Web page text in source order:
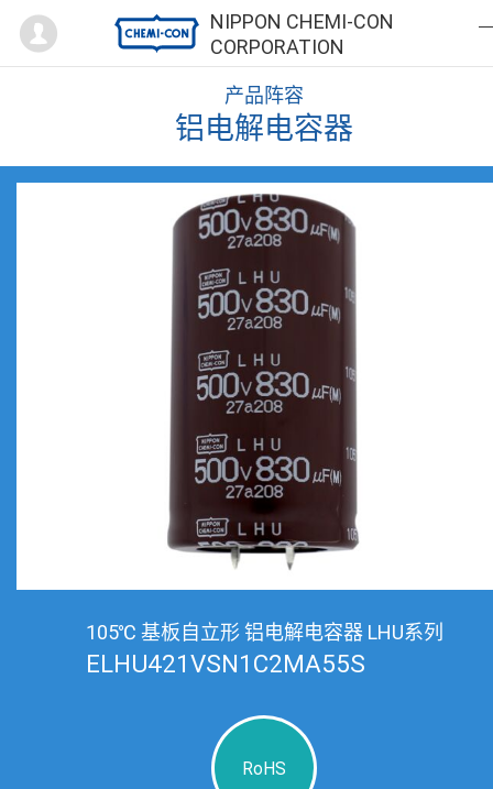
NIPPON CHEMI-CON
CORPORATION
Mypage
产品阵容
铝电解电容器
105℃ 基板自立形 铝电解电容器 LHU系列
ELHU421VSN1C2MA55S
RoHS